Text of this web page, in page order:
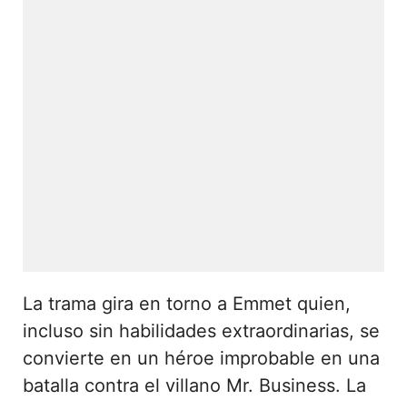
La trama gira en torno a Emmet quien,
incluso sin habilidades extraordinarias, se
convierte en un héroe improbable en una
batalla contra el villano Mr. Business. La